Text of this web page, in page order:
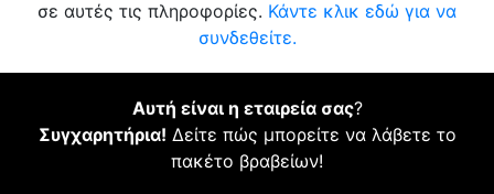
σε αυτές τις πληροφορίες. Κάντε κλικ εδώ για να
συνδεθείτε.
Αυτή είναι η εταιρεία σας?
Συγχαρητήρια! Δείτε πώς μπορείτε να λάβετε το
πακέτο βραβείων!